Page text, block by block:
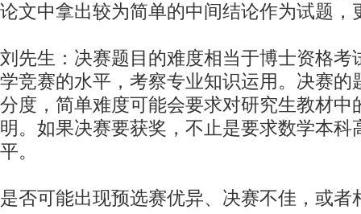
论文中拿出较为简单的中间结论作为试题，
刘先生：决赛题目的难度相当于博士资格考
学竞赛的水平，考察专业知识运用。决赛的
分度，简单难度可能会要求对研究生教材中
明。如果决赛要获奖，不止是要求数学本科
平。
是否可能出现预选赛优异、决赛不佳，或者